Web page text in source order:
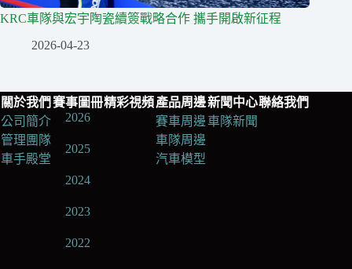
KRC車隊與宏宇陶瓷續簽戰略合作 攜手開啟新征程
2026-04-23
關於我們
公司簡介
管理團隊
車手殿堂
賽事圖冊
2026
2025
2024
2023
2022
精彩視頻產品周邊
賽車周邊
車隊周邊
汽車模型
新聞中心
車隊新聞
聯絡我們